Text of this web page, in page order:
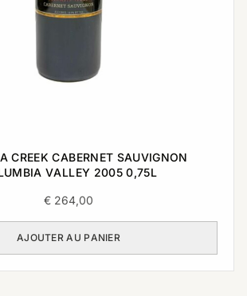
CREEK CABERNET SAUVIGNON
VALLEY 2005 0,75L
€ 264,00
AJOUTER AU PANIER